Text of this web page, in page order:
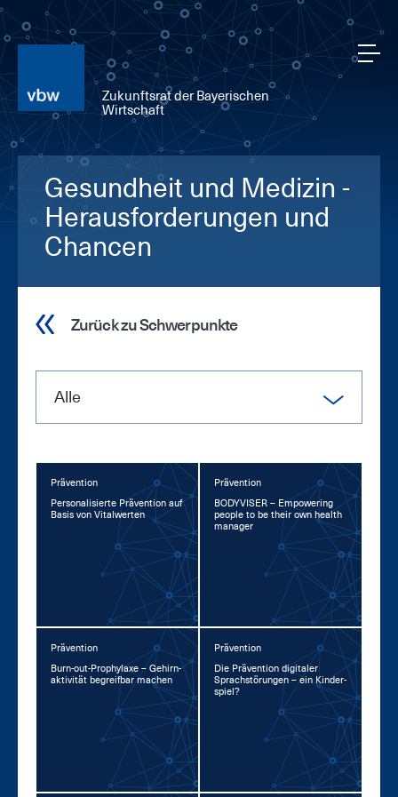
Zukunftsrat der Bayerischen
Wirtschaft
Gesundheit und Medizin -
Herausforderungen und
Chancen
Zurück zu Schwerpunkte
Alle
Prävention
Per­so­na­li­sier­te Prä­ven­ti­on auf
Ba­sis von Vi­tal­wer­ten
Prävention
BO­DY­VI­SER – Em­power­ing
peop­le to be their own health
ma­na­ger
Prävention
Burn-out-Pro­phy­la­xe – Ge­hirn­
ak­ti­vi­tät be­greif­bar ma­chen
Prävention
Die Prä­ven­ti­on di­gi­ta­ler
Sprach­stö­run­gen – ein Kin­der­
spiel?